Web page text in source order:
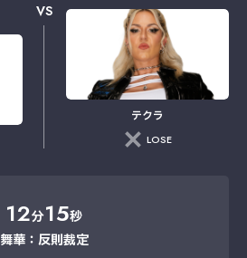
VS
テクラ
LOSE
12分15秒
舞華：反則裁定